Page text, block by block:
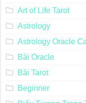
Art of Life Tarot
Astrology
Astrology Oracle
Bài Oracle
Bài Tarot
Beginner